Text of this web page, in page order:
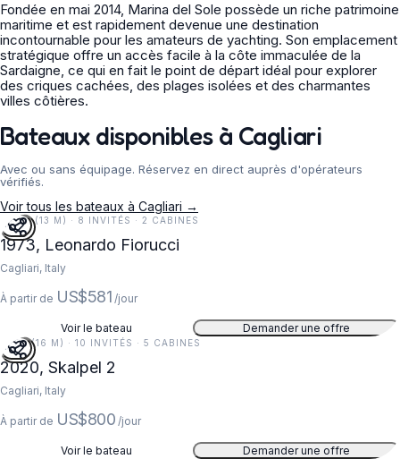
Fondée en mai 2014, Marina del Sole possède un riche patrimoine
maritime et est rapidement devenue une destination
incontournable pour les amateurs de yachting. Son emplacement
stratégique offre un accès facile à la côte immaculée de la
Sardaigne, ce qui en fait le point de départ idéal pour explorer
des criques cachées, des plages isolées et des charmantes
villes côtières.
Bateaux disponibles à Cagliari
Avec ou sans équipage. Réservez en direct auprès d'opérateurs
vérifiés.
Voir tous les bateaux à Cagliari →
5
44 FT (13 M) · 8 INVITÉS · 2 CABINES
1973, Leonardo Fiorucci
Cagliari, Italy
À partir de US$581 /jour
Voir le bateau Demander une offre
5
51 FT (16 M) · 10 INVITÉS · 5 CABINES
2020, Skalpel 2
Cagliari, Italy
À partir de US$800 /jour
Voir le bateau Demander une offre